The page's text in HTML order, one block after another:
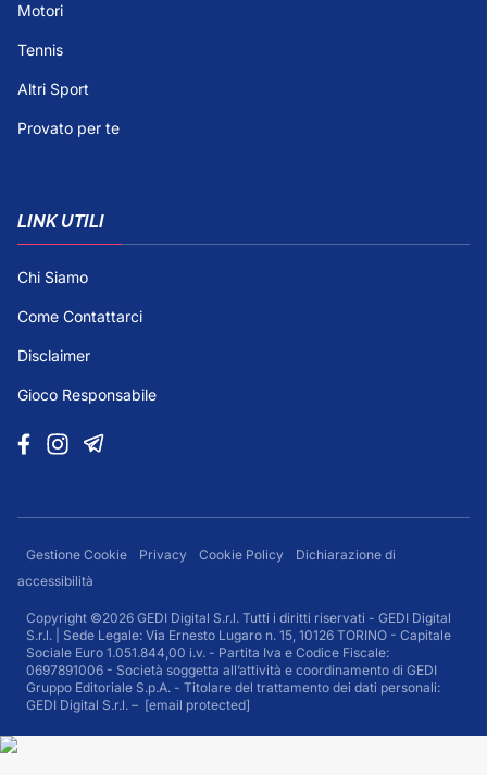
Motori
Tennis
Altri Sport
Provato per te
LINK UTILI
Chi Siamo
Come Contattarci
Disclaimer
Gioco Responsabile
Gestione Cookie Privacy Cookie Policy
Dichiarazione di
accessibilità
Copyright ©2026 GEDI Digital S.r.l. Tutti i diritti riservati - GEDI Digital
S.r.l. | Sede Legale: Via Ernesto Lugaro n. 15, 10126 TORINO - Capitale
Sociale Euro 1.051.844,00 i.v. - Partita Iva e Codice Fiscale:
0697891006 - Società soggetta all’attività e coordinamento di GEDI
Gruppo Editoriale S.p.A. - Titolare del trattamento dei dati personali:
GEDI Digital S.r.l. – [email protected]